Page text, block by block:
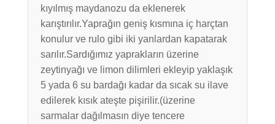
kıyılmış maydanozu da eklenerek
karıştırılır.Yaprağın geniş kısmına iç harçtan
konulur ve rulo gibi iki yanlardan kapatarak
sarılır.Sardığımız yaprakların üzerine
zeytinyağı ve limon dilimleri ekleyip yaklaşık
5 yada 6 su bardağı kadar da sıcak su ilave
edilerek kısık ateşte pişirilir.(üzerine
sarmalar dağılmasın diye tencere